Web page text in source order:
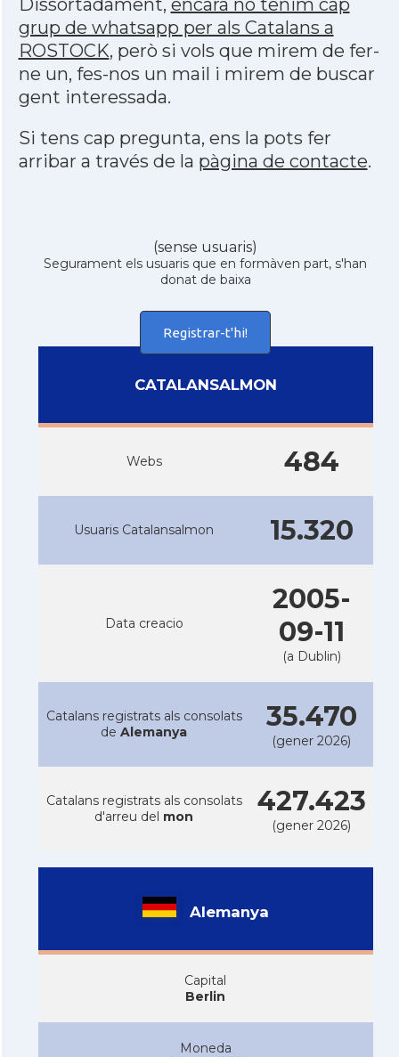
Dissortadament, encara no tenim cap
grup de whatsapp per als Catalans a
ROSTOCK, però si vols que mirem de fer-
ne un, fes-nos un mail i mirem de buscar
gent interessada.
Si tens cap pregunta, ens la pots fer
arribar a través de la pàgina de contacte.
(sense usuaris)
Segurament els usuaris que en formàven part, s'han
donat de baixa
Registrar-t'hi!
CATALANSALMON
Webs 484
Usuaris Catalansalmon 15.320
Data creacio
2005-
09-11
(a Dublin)
Catalans registrats als consolats
de Alemanya 35.470
(gener 2026)
Catalans registrats als consolats
d'arreu del mon 427.423
(gener 2026)
Alemanya
Capital
Berlin
Moneda